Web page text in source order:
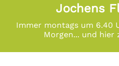
Jochens
Immer montags um 6.40
Morgen... und hier